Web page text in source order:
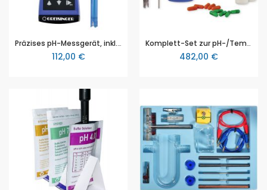
Präzises pH-Messgerät, inkl. pH-Elektrode GE 114 WD, Greisinger G 1500
112,00 €
Komplett-Set zur pH-/Temperaturmessung, GMH 3551-SET100
482,00 €